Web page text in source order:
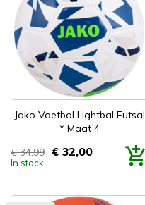
Jako Voetbal Lightbal Futsal
* Maat 4
Prijs
€ 34,99 € 32,00
In stock